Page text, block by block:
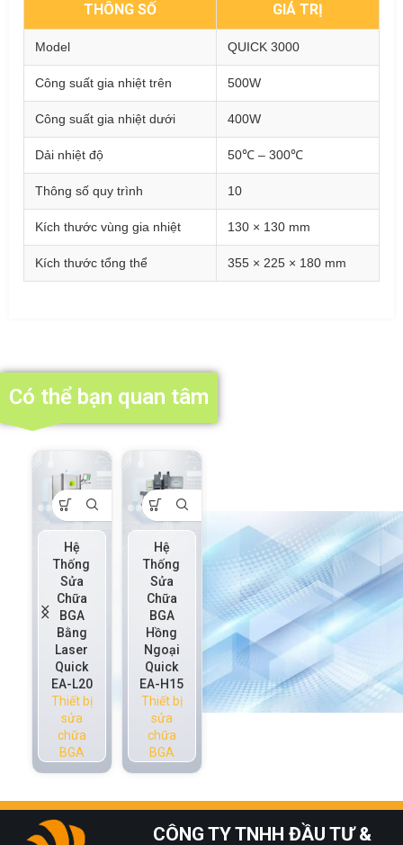
THÔNG SỐ GIÁ TRỊ
Model QUICK 3000
Công suất gia nhiệt trên 500W
Công suất gia nhiệt dưới 400W
Dải nhiệt độ 50℃ – 300℃
Thông số quy trình 10
Kích thước vùng gia nhiệt 130 × 130 mm
Kích thước tổng thể 355 × 225 × 180 mm
Có thể bạn quan tâm
Hệ
Thống
Sửa
Chữa
BGA
Bằng
Laser
Quick
EA-L20
Thiết bị
sửa
chữa
BGA
Hệ
Thống
Sửa
Chữa
BGA
Hồng
Ngoại
Quick
EA-H15
Thiết bị
sửa
chữa
BGA
thống
sửa
chữa
BGA
hồng
R35
Thiết bị
sửa
Hệ
thống
tháo
hàn tự
động
Quick
F16F
Thiết bị
sửa
CÔNG TY TNHH ĐẦU TƯ &